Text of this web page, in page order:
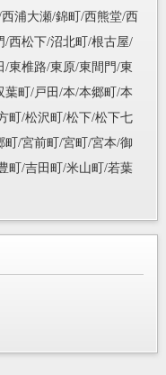
浦大瀬/錦町/西熊堂/西
/西松下/沼北町/根古屋/
/東椎路/東原/東間門/東
町/戸田/本/本郷町/本
町/松沢町/松下/松下七
町/宮前町/宮町/宮本/御
町/吉田町/米山町/若葉